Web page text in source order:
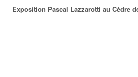
Exposition Pascal Lazzarotti au Cèdre